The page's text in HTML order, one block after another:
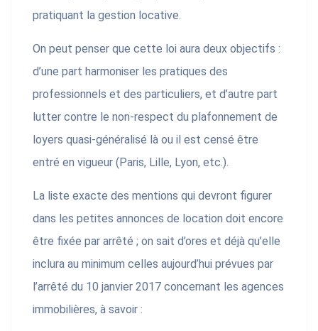
pratiquant la gestion locative.
On peut penser que cette loi aura deux objectifs :
d’une part harmoniser les pratiques des
professionnels et des particuliers, et d’autre part
lutter contre le non-respect du plafonnement de
loyers quasi-généralisé là ou il est censé être
entré en vigueur (Paris, Lille, Lyon, etc.).
La liste exacte des mentions qui devront figurer
dans les petites annonces de location doit encore
être fixée par arrêté ; on sait d’ores et déjà qu’elle
inclura au minimum celles aujourd’hui prévues par
l’arrêté du 10 janvier 2017 concernant les agences
immobilières, à savoir :